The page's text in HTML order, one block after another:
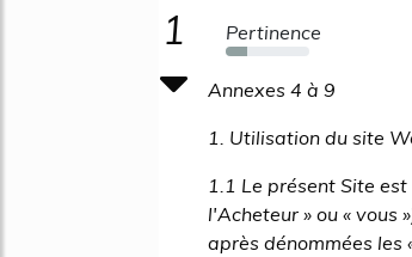
1 Pertinence
26%
Annexes 4 à 9
1. Utilisation du site
1.1 Le présent Site
l'Acheteur » ou « vous
après dénommées les